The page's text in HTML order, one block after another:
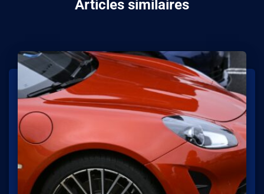
Articles similaires